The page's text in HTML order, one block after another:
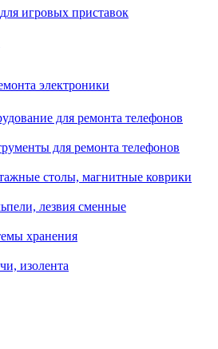
игровых приставок
электроники
для ремонта телефонов
для ремонта телефонов
столы, магнитные коврики
лезвия сменные
хранения
изолента